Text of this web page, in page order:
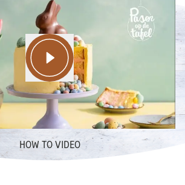
HOW TO VIDEO